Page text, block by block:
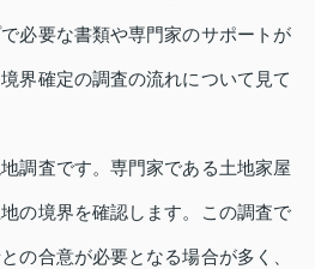
必要な書類や専門家のサポートが
界確定の調査の流れについて見て
調査です。専門家である土地家屋
の境界を確認します。この調査で
の合意が必要となる場合が多く、